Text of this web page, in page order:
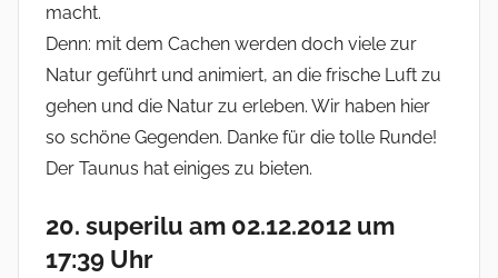
macht.
Denn: mit dem Cachen werden doch viele zur
Natur geführt und animiert, an die frische Luft zu
gehen und die Natur zu erleben. Wir haben hier
so schöne Gegenden. Danke für die tolle Runde!
Der Taunus hat einiges zu bieten.
20. superilu am 02.12.2012 um
17:39 Uhr